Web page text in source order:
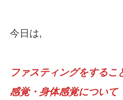
今日は,
ファスティングをするこ
感覚・身体感覚について